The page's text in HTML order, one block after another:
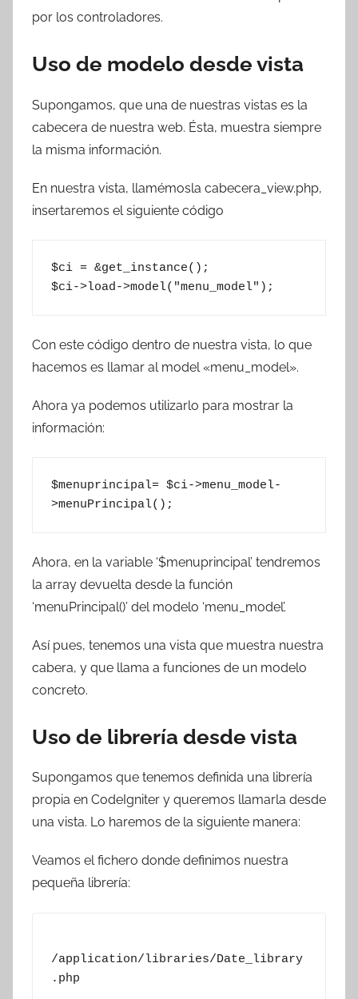
a
r
e
por los controladores.
Uso de modelo desde vista
Supongamos, que una de nuestras vistas es la
cabecera de nuestra web. Ésta, muestra siempre
la misma información.
En nuestra vista, llamémosla cabecera_view.php,
insertaremos el siguiente código
$ci = &get_instance();
$ci->load->model("menu_model");
Con este código dentro de nuestra vista, lo que
hacemos es llamar al model «menu_model».
Ahora ya podemos utilizarlo para mostrar la
información:
$menuprincipal= $ci->menu_model-
>menuPrincipal();
Ahora, en la variable ‘$menuprincipal’ tendremos
la array devuelta desde la función
‘menuPrincipal()’ del modelo ‘menu_model’.
Así pues, tenemos una vista que muestra nuestra
cabera, y que llama a funciones de un modelo
concreto.
Uso de librería desde vista
Supongamos que tenemos definida una librería
propia en CodeIgniter y queremos llamarla desde
una vista. Lo haremos de la siguiente manera:
Veamos el fichero donde definimos nuestra
pequeña librería:
/application/libraries/Date_library
.php